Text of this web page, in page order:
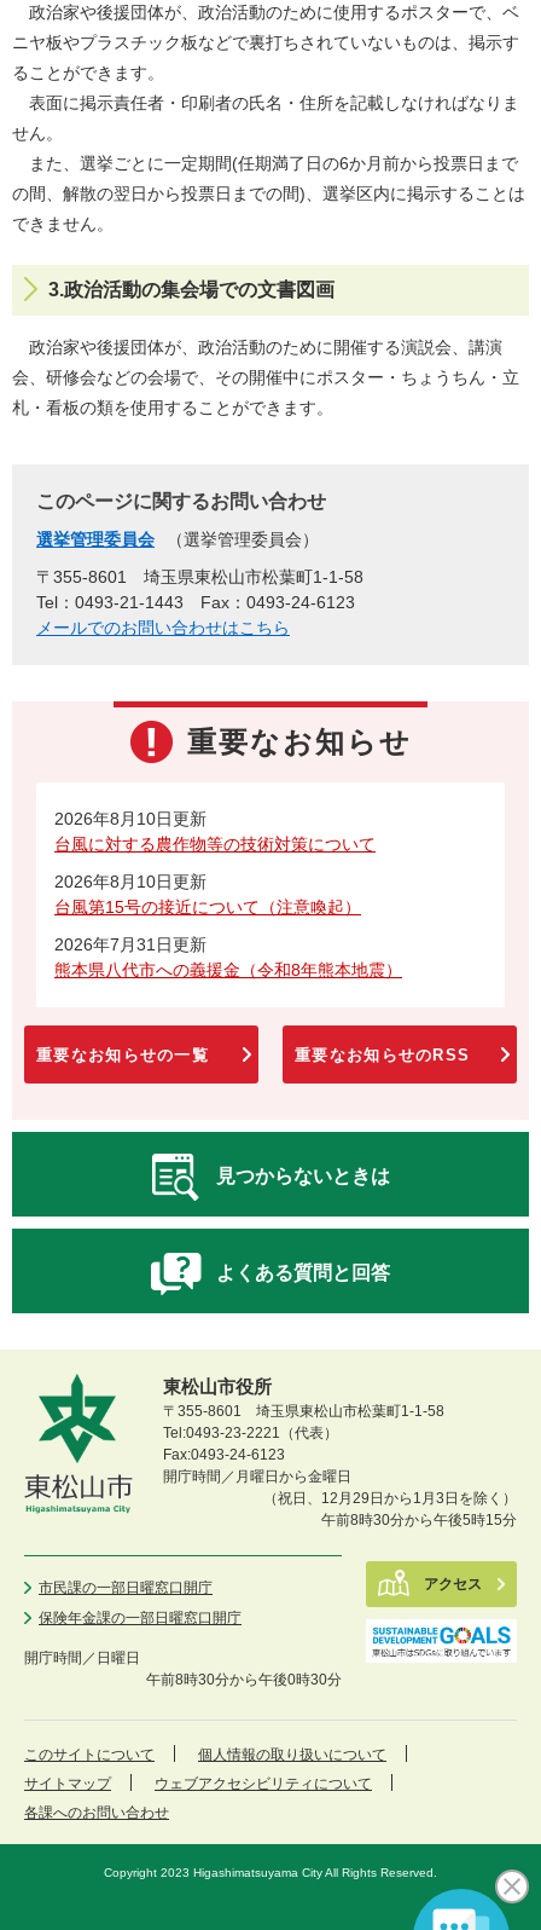
政治家や後援団体が、政治活動のために使用するポスターで、ベ
ニヤ板やプラスチック板などで裏打ちされていないものは、掲示す
ることができます。
表面に掲示責任者・印刷者の氏名・住所を記載しなければなりま
せん。
また、選挙ごとに一定期間(任期満了日の6か月前から投票日まで
の間、解散の翌日から投票日までの間)、選挙区内に掲示することは
できません。
3.政治活動の集会場での文書図画
政治家や後援団体が、政治活動のために開催する演説会、講演
会、研修会などの会場で、その開催中にポスター・ちょうちん・立
札・看板の類を使用することができます。
このページに関するお問い合わせ
選挙管理委員会
選挙管理委員会
〒355-8601 埼玉県東松山市松葉町1-1-58
Tel：0493-21-1443
Fax：0493-24-6123
メールでのお問い合わせはこちら
重要なお知らせ
2026年8月10日更新
台風に対する農作物等の技術対策について
2026年8月10日更新
台風第15号の接近について（注意喚起）
2026年7月31日更新
熊本県八代市への義援金（令和8年熊本地震）
重要なお知らせの一覧 重要なお知らせのRSS
見つからないときは
よくある質問と回答
東松山市役所
〒355-8601 埼玉県東松山市松葉町1-1-58
Tel:0493-23-2221（代表）
Fax:0493-24-6123
開庁時間／月曜日から金曜日
（祝日、12月29日から1月3日を除く）
午前8時30分から午後5時15分
市民課の一部日曜窓口開庁
保険年金課の一部日曜窓口開庁
開庁時間／ 日曜日
午前8時30分から午後0時30分
アクセス
このサイトについて
個人情報の取り扱いについて
サイトマップ
ウェブアクセシビリティについて
各課へのお問い合わせ
Copyright 2023 Higashimatsuyama City All Rights Reserved.